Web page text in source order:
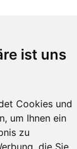
ist uns
Cookies und
um Ihnen ein
zu
die Sie